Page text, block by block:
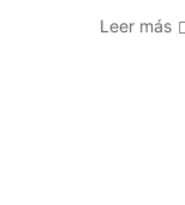
Leer más